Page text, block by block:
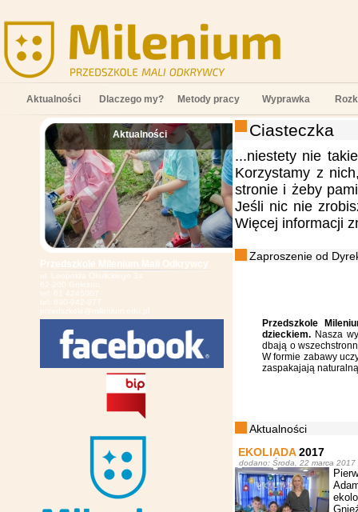
Aktualności Dlaczego my? Metody pracy Wyprawka
Aktualności
Przedszkole Milenium Mali Odkrywcy
ul. Leopolda Okulickiego 3a
62-200 Gniezno
tel: 61 4245007
tel: 690-942-977
przedszkole@milenium.edu.pl
Ciasteczka
...niestety nie
Korzystamy z
stronie i żeby
Jeśli nic nie
Więcej informacji
Zaproszenie od
Przedszkole
dzieckiem. Nasza
dbają o
W formie zabawy
zaspakajają
Aktualności
EKOLIADA2017
dodano: Środa, 22 marca 2017